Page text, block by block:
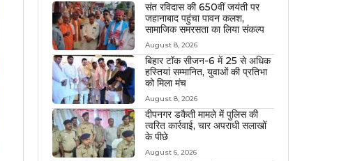
संत रविदास की 650वीं जयंती पर
जहानाबाद पहुंचा पावन कलश,
सामाजिक समरसता का लिया संकल्प
August 8, 2026
बिहार टॉक सीजन-6 में 25 से अधिक
हस्तियां सम्मानित, युवाओं की प्रतिभा
को मिला मंच
August 8, 2026
दीपनगर डकैती मामले में पुलिस की
त्वरित कार्रवाई, चार अपराधी सलाखों
के पीछे
August 6, 2026